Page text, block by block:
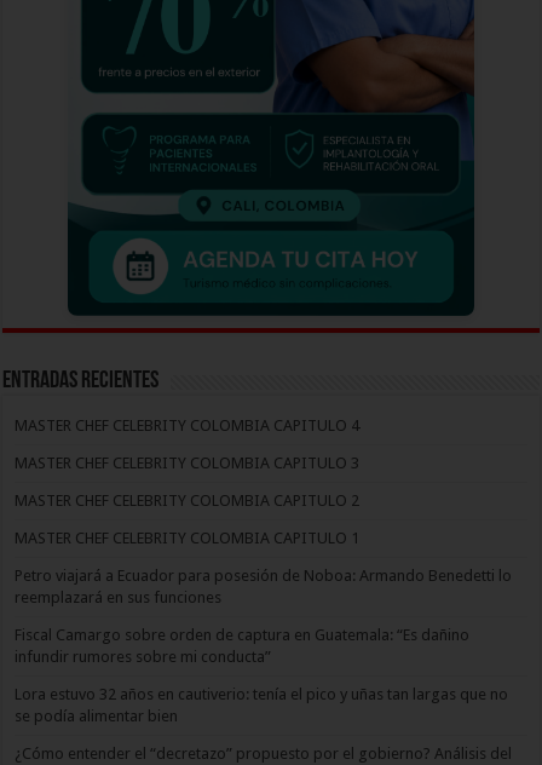
Entradas recientes
MASTER CHEF CELEBRITY COLOMBIA CAPITULO 4
MASTER CHEF CELEBRITY COLOMBIA CAPITULO 3
MASTER CHEF CELEBRITY COLOMBIA CAPITULO 2
MASTER CHEF CELEBRITY COLOMBIA CAPITULO 1
Petro viajará a Ecuador para posesión de Noboa: Armando Benedetti lo
reemplazará en sus funciones
Fiscal Camargo sobre orden de captura en Guatemala: “Es dañino
infundir rumores sobre mi conducta”
Lora estuvo 32 años en cautiverio: tenía el pico y uñas tan largas que no
se podía alimentar bien
¿Cómo entender el “decretazo” propuesto por el gobierno? Análisis del